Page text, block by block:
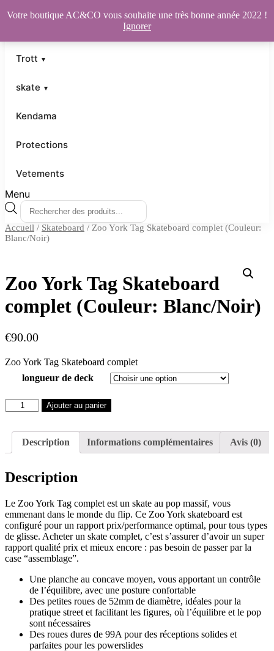
Trott
skate
Kendama
Protections
Vetements
Menu
Recherche
de
produits
Accueil / Skateboard / Zoo York Tag Skateboard complet (Couleur:
Blanc/Noir)
Zoo York Tag Skateboard
complet (Couleur: Blanc/Noir)
€90.00
Zoo York Tag Skateboard complet
longueur de deck
quantité
de
York
(Couleur:
Ajouter au panier
Description Informations complémentaires Avis (0)
Description
Le Zoo York Tag complet est un skate au pop massif, vous
emmenant dans le monde du flip. Ce Zoo York skateboard est
configuré pour un rapport prix/performance optimal, pour tous types
de glisse. Acheter un skate complet, c’est s’assurer d’avoir un super
rapport qualité prix et mieux encore : pas besoin de passer par la
case “assemblage”.
Une planche au concave moyen, vous apportant un contrôle
de l’équilibre, avec une posture confortable
Des petites roues de 52mm de diamètre, idéales pour la
pratique street et facilitant les figures, où l’équilibre et le pop
sont nécessaires
Des roues dures de 99A pour des réceptions solides et
parfaites pour les powerslides
Votre boutique AC&CO vous souhaite une très bonne année 2022 !
Ignorer